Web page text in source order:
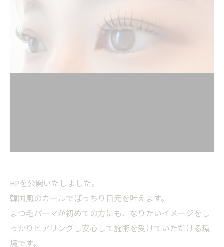
HPを公開いたしました。
韓国風のカールでぱっちり目元を叶えます。
まつ毛パーマが初めての方にも、なりたいイメージをし
っかりヒアリングし安心して施術を受けていただける環